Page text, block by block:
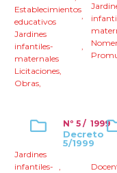
Establecimientos
educativos
,
Jardines
infantiles-
maternales
,
Licitaciones,
Obras,
Nº 5 / 1999
Decreto
5/1999
Jardines
infantiles- ,